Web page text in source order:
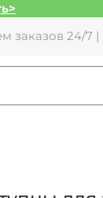
заказов 24/7